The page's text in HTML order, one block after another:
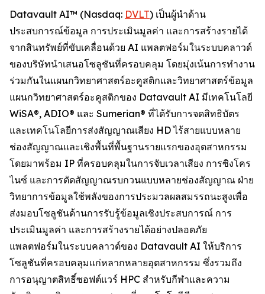
Datavault AI™ (Nasdaq: DVLT) เป็นผู้นำด้าน
ประสบการณ์ข้อมูล การประเมินมูลค่า และการสร้างรายได้
จากสินทรัพย์ที่ขับเคลื่อนด้วย AI แพลตฟอร์มในระบบคลาวด์
ของบริษัทนำเสนอโซลูชันที่ครอบคลุม โดยมุ่งเน้นการทำงาน
ร่วมกันในแผนกวิทยาศาสตร์อะคูสติกและวิทยาศาสตร์ข้อมูล
แผนกวิทยาศาสตร์อะคูสติกของ Datavault AI มีเทคโนโลยี
WiSA®, ADIO® และ Sumerian® ที่ได้รับการจดสิทธิบัตร
และเทคโนโลยีการส่งสัญญาณเสียง HD ไร้สายแบบหลาย
ช่องสัญญาณและเชิงพื้นที่พื้นฐานรายแรกของอุตสาหกรรม
โดยมาพร้อม IP ที่ครอบคลุมในการจับเวลาเสียง การซิงโคร
ไนซ์ และการตัดสัญญาณรบกวนแบบหลายช่องสัญญาณ ฝ่าย
วิทยาการข้อมูลใช้พลังของการประมวลผลสมรรถนะสูงเพื่อ
ส่งมอบโซลูชันด้านการรับรู้ข้อมูลเชิงประสบการณ์ การ
ประเมินมูลค่า และการสร้างรายได้อย่างปลอดภัย
แพลตฟอร์มในระบบคลาวด์ของ Datavault AI ให้บริการ
โซลูชันที่ครอบคลุมแก่หลากหลายอุตสาหกรรม ซึ่งรวมถึง
การอนุญาตสิทธิ์ซอฟต์แวร์ HPC สำหรับกีฬาและความ